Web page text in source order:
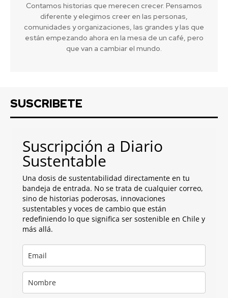
Contamos historias que merecen crecer. Pensamos
diferente y elegimos creer en las personas,
comunidades y organizaciones, las grandes y las que
están empezando ahora en la mesa de un café, pero
que van a cambiar el mundo.
SUSCRIBETE
Suscripción a Diario
Sustentable
Una dosis de sustentabilidad directamente en tu
bandeja de entrada. No se trata de cualquier correo,
sino de historias poderosas, innovaciones
sustentables y voces de cambio que están
redefiniendo lo que significa ser sostenible en Chile y
más allá.